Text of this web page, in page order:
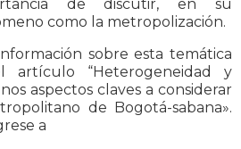
de discutir, en su
como la metropolización.
sobre esta temática
artículo “Heterogeneidad y
aspectos claves a considerar
de Bogotá-sabana».
a